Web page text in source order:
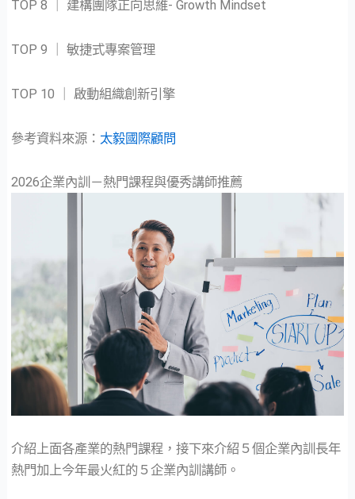
TOP 8 ｜ 建構團隊正向思維- Growth Mindset
TOP 9 ｜ 敏捷式專案管理
TOP 10 ｜ 啟動組織創新引擎
參考資料來源： 太毅國際顧問
2026企業內訓－熱門課程與優秀講師推薦
介紹上面各產業的熱門課程，接下來介紹５個企業內訓長年
熱門加上今年最火紅的５企業內訓講師。